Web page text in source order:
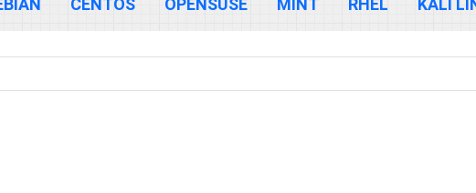
CENTOS OPENSUSE MINT RHEL KALI